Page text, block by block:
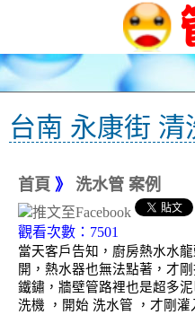
台南 永康街 清
首頁 》 洗水管 案例
觀看次數：7501
當天客戶告知，廚房熱水水
開，熱水器也無法點著，才
鐵鏽，牆壁管路裡也是超多
洗機 ，開始 洗水管 ，才剛